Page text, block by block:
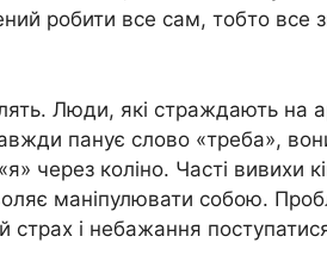
робити все сам, тобто все
Люди, які страждають на
панує слово «треба»,
через коліно. Часті вивихи
маніпулювати собою.
страх і небажання